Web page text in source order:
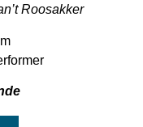
Roosakker